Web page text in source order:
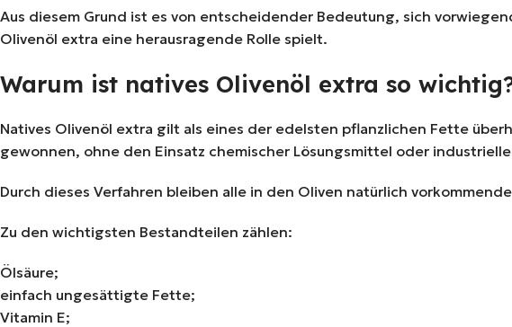
Aus diesem Grund ist es von entscheidender Bedeutung, sich
Olivenöl extra eine herausragende Rolle spielt.
Warum ist natives Olivenöl extra so
Natives Olivenöl extra gilt als eines der edelsten pflanzlichen Fette
gewonnen, ohne den Einsatz chemischer Lösungsmittel oder
Durch dieses Verfahren bleiben alle in den Oliven natürlich
Zu den wichtigsten Bestandteilen zählen:
Ölsäure;
einfach ungesättigte Fette;
Vitamin E;